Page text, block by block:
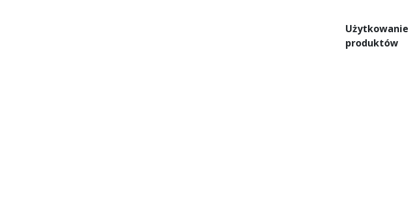
Użytkowanie
produktów